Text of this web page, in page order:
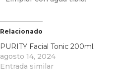
Relacionado
PURITY Facial Tonic 200ml.
agosto 14, 2024
Entrada similar